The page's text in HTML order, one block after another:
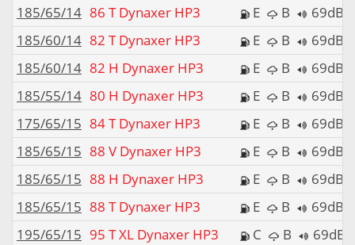
185/65/14 86 T Dynaxer HP3 E B
69dB
185/60/14 82 T Dynaxer HP3 E B
69dB
185/60/14 82 H Dynaxer HP3 E B
69dB
185/55/14 80 H Dynaxer HP3 E B
69dB
175/65/15 84 T Dynaxer HP3 E B
69dB
185/65/15 88 V Dynaxer HP3 E B
69dB
185/65/15 88 H Dynaxer HP3 E B
69dB
185/65/15 88 T Dynaxer HP3 E B
69dB
195/65/15 95 T XL Dynaxer HP3 C B
69dB